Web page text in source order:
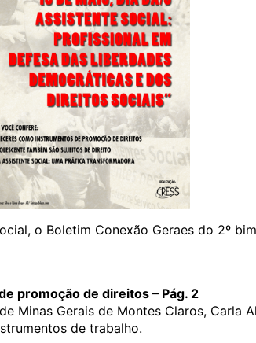
o Boletim Conexão Geraes do 2º
promoção de direitos – Pág. 2
Minas Gerais de Montes Claros, Carla
de trabalho.